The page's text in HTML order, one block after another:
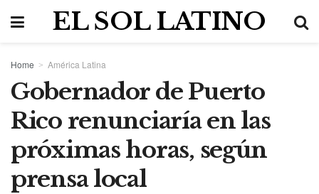
EL SOL LATINO
Home América Latina
Gobernador de Puerto
Rico renunciaría en las
próximas horas, según
prensa local